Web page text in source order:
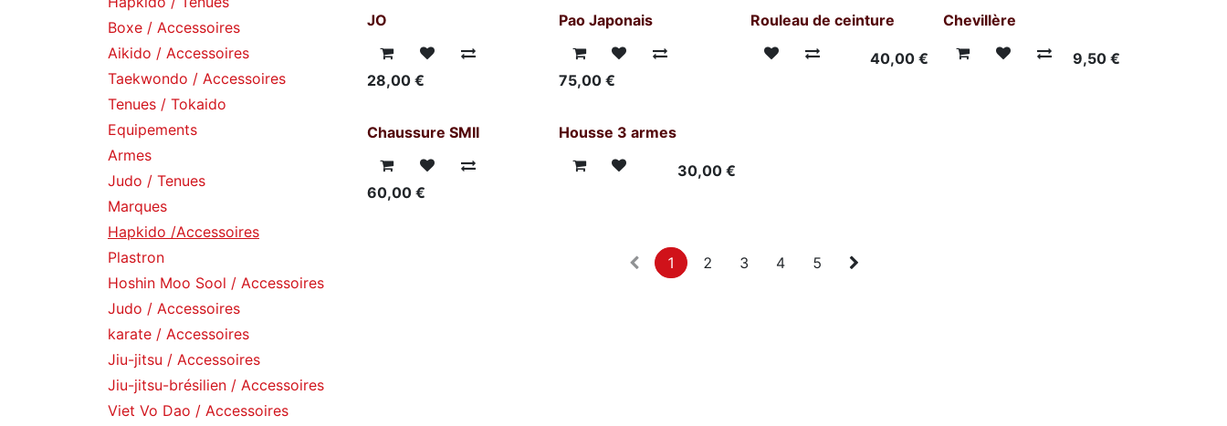
Boxe / Accessoires
Aikido / Accessoires
Taekwondo / Accessoires
Tenues / Tokaido
Equipements
Armes
Judo / Tenues
Marques
Hapkido /Accessoires
Plastron
Hoshin Moo Sool / Accessoires
Judo / Accessoires
karate / Accessoires
Jiu-jitsu / Accessoires
Jiu-jitsu-brésilien / Accessoires
Viet Vo Dao / Accessoires
JO
28,00 €
Pao Japonais
75,00 €
Rouleau de ceinture
40,00€
Chevillère
9,50€
Chaussure SMII
60,00 €
Housse 3 armes
30,00 €
1 2 3 4 5